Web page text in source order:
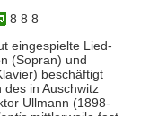
8 8 8
eingespielte Lied-
(Sopran) und
beschäftigt
in Auschwitz
Ullmann (1898-